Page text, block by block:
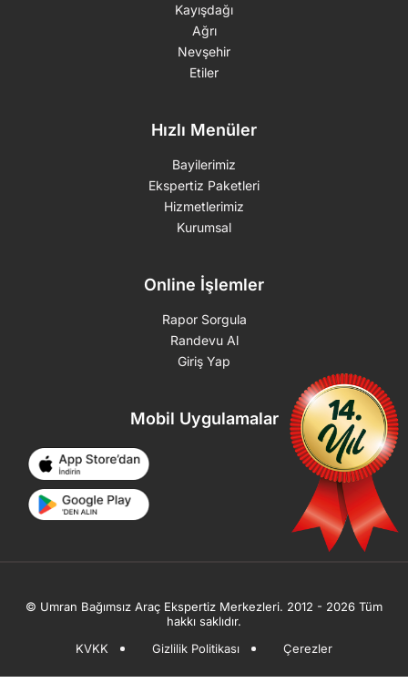
Kayışdağı
Ağrı
Nevşehir
Etiler
Hızlı Menüler
Bayilerimiz
Ekspertiz Paketleri
Hizmetlerimiz
Kurumsal
Online İşlemler
Rapor Sorgula
Randevu Al
Giriş Yap
Mobil Uygulamalar
© Umran Bağımsız Araç Ekspertiz Merkezleri. 2012 - 2026 Tüm
hakkı saklıdır.
KVKK
Gizlilik Politikası Çerezler